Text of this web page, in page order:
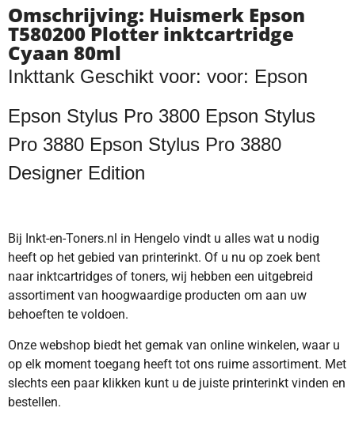
Omschrijving: Huismerk Epson
T580200 Plotter inktcartridge
Cyaan 80ml
Inkttank Geschikt voor: voor: Epson
Epson Stylus Pro 3800 Epson Stylus
Pro 3880 Epson Stylus Pro 3880
Designer Edition
Bij Inkt-en-Toners.nl in Hengelo vindt u alles wat u nodig
heeft op het gebied van printerinkt. Of u nu op zoek bent
naar inktcartridges of toners, wij hebben een uitgebreid
assortiment van hoogwaardige producten om aan uw
behoeften te voldoen.
Onze webshop biedt het gemak van online winkelen, waar u
op elk moment toegang heeft tot ons ruime assortiment. Met
slechts een paar klikken kunt u de juiste printerinkt vinden en
bestellen.